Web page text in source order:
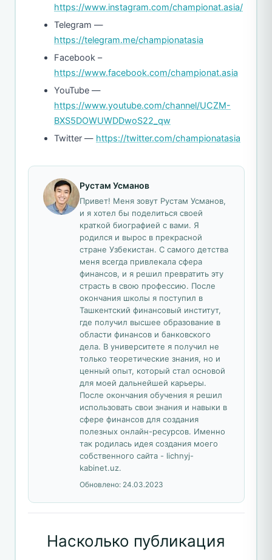
https://www.instagram.com/championat.asia/
Telegram —
https://telegram.me/championatasia
Facebook –
https://www.facebook.com/championat.asia
YouTube —
https://www.youtube.com/channel/UCZM-
BXS5DOWUWDDwoS22_qw
Twitter — https://twitter.com/championatasia
Рустам Усманов
Привет! Меня зовут Рустам Усманов,
и я хотел бы поделиться своей
краткой биографией с вами. Я
родился и вырос в прекрасной
стране Узбекистан. С самого детства
меня всегда привлекала сфера
финансов, и я решил превратить эту
страсть в свою профессию. После
окончания школы я поступил в
Ташкентский финансовый институт,
где получил высшее образование в
области финансов и банковского
дела. В университете я получил не
только теоретические знания, но и
ценный опыт, который стал основой
для моей дальнейшей карьеры.
После окончания обучения я решил
использовать свои знания и навыки в
сфере финансов для создания
полезных онлайн-ресурсов. Именно
так родилась идея создания моего
собственного сайта - lichnyj-
kabinet.uz.
Обновлено: 24.03.2023
Насколько публикация